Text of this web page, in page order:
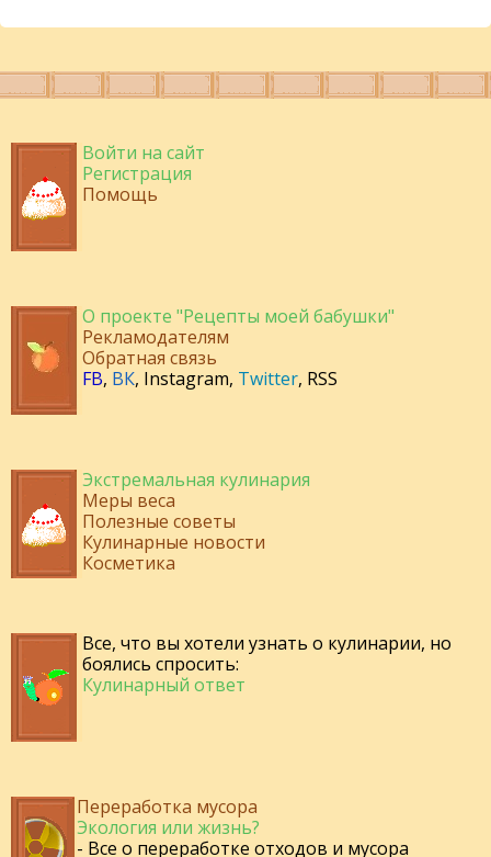
Войти на сайт
Регистрация
Помощь
О проекте "Рецепты моей бабушки"
Рекламодателям
Обратная связь
FB, ВК, Instagram, Twitter, RSS
Экстремальная кулинария
Меры веса
Полезные советы
Кулинарные новости
Косметика
Все, что вы хотели узнать о кулинарии, но
боялись спросить:
Кулинарный ответ
Переработка мусора
Экология или жизнь?
- Все о переработке отходов и мусора